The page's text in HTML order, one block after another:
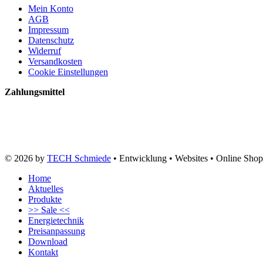
Mein Konto
AGB
Impressum
Datenschutz
Widerruf
Versandkosten
Cookie Einstellungen
Zahlungsmittel
© 2026 by TECH Schmiede • Entwicklung • Websites • Online
Home
Aktuelles
Produkte
>> Sale <<
Energietechnik
Preisanpassung
Download
Kontakt